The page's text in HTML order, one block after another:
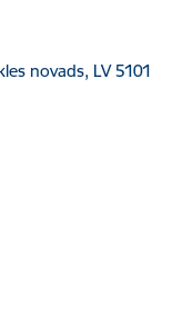
novads, LV 5101